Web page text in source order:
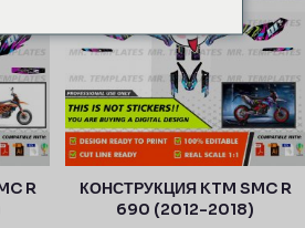
R
КОНСТРУКЦИЯ KTM SMC R
690 (2012-2018)